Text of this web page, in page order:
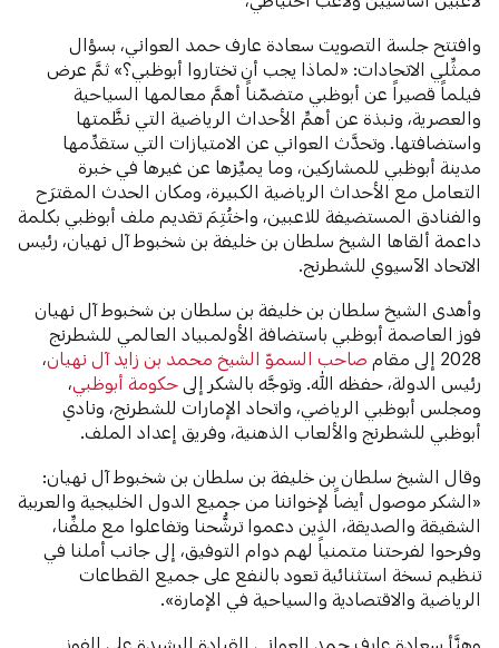
وافتتح جلسة التصويت سعادة عارف حمد العواني، بسؤال
ممثِّلي الاتحادات: «لماذا يجب أن تختاروا أبوظبي؟» ثمَّ عرض
فيلماً قصيراً عن أبوظبي متضمّناً أهمَّ معالمها السياحية
والعصرية، ونبذة عن أهمِّ الأحداث الرياضية التي نظَّمتها
واستضافتها. وتحدَّث العواني عن الامتيازات التي ستقدِّمها
مدينة أبوظبي للمشاركين، وما يميِّزها عن غيرها في خبرة
التعامل مع الأحداث الرياضية الكبيرة، ومكان الحدث المقترَح
والفنادق المستضيفة للاعبين، واختُتِمَ تقديم ملف أبوظبي بكلمة
داعمة ألقاها الشيخ سلطان بن خليفة بن شخبوط آل نهيان، رئيس
الاتحاد الآسيوي للشطرنج.
وأهدى الشيخ سلطان بن خليفة بن سلطان بن شخبوط آل نهيان
فوز العاصمة أبوظبي باستضافة الأولمبياد العالمي للشطرنج
2028 إلى مقام
صاحب السموّ الشيخ محمد بن زايد آل نهيان،
رئيس الدولة، حفظه الله. وتوجَّه بالشكر إلى حكومة أبوظبي ،
ومجلس أبوظبي الرياضي، واتحاد الإمارات للشطرنج، ونادي
أبوظبي للشطرنج والألعاب الذهنية، وفريق إعداد الملف.
وقال الشيخ سلطان بن خليفة بن سلطان بن شخبوط آل نهيان:
«الشكر موصول أيضاً لإخواننا من جميع الدول الخليجية والعربية
الشقيقة والصديقة، الذين دعموا ترشُّحنا وتفاعلوا مع ملفِّنا،
وفرحوا لفرحتنا متمنياً لهم دوام التوفيق، إلى جانب أملنا في
تنظيم نسخة استثنائية تعود بالنفع على جميع القطاعات
الرياضية والاقتصادية والسياحية في الإمارة».
وهنَّأ سعادة عارف حمد العواني القيادة الرشيدة على الفوز